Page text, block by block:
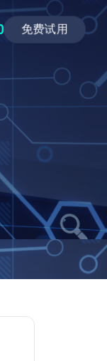
免费试用